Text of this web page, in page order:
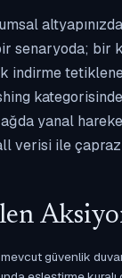
senaryoda; bir
indirme
yanal
verisi ile çapraz
güvenlik